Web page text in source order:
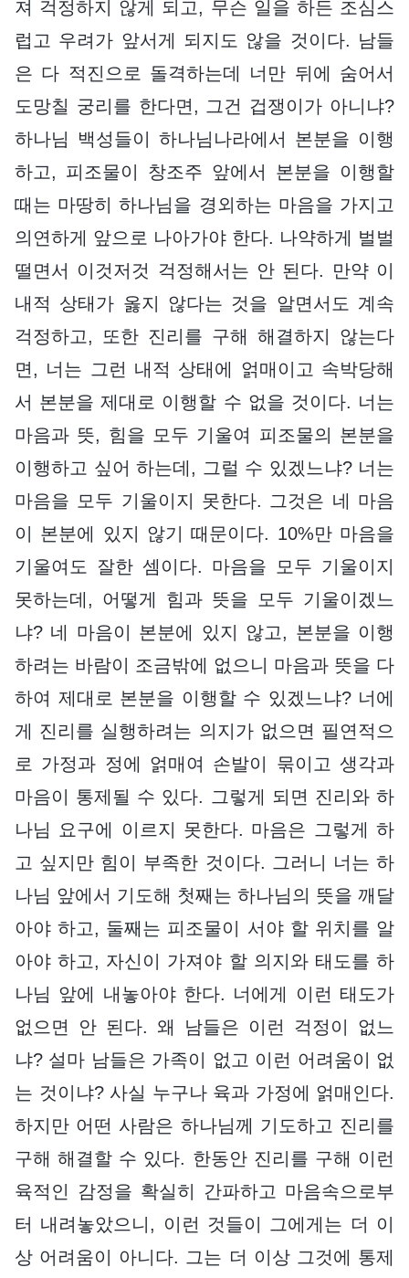
져 걱정하지 않게 되고, 무슨 일을 하든 조심스
럽고 우려가 앞서게 되지도 않을 것이다. 남들
은 다 적진으로 돌격하는데 너만 뒤에 숨어서
도망칠 궁리를 한다면, 그건 겁쟁이가 아니냐?
하나님 백성들이 하나님나라에서 본분을 이행
하고, 피조물이 창조주 앞에서 본분을 이행할
때는 마땅히 하나님을 경외하는 마음을 가지고
의연하게 앞으로 나아가야 한다. 나약하게 벌벌
떨면서 이것저것 걱정해서는 안 된다. 만약 이
내적 상태가 옳지 않다는 것을 알면서도 계속
걱정하고, 또한 진리를 구해 해결하지 않는다
면, 너는 그런 내적 상태에 얽매이고 속박당해
서 본분을 제대로 이행할 수 없을 것이다. 너는
마음과 뜻, 힘을 모두 기울여 피조물의 본분을
이행하고 싶어 하는데, 그럴 수 있겠느냐? 너는
마음을 모두 기울이지 못한다. 그것은 네 마음
이 본분에 있지 않기 때문이다. 10%만 마음을
기울여도 잘한 셈이다. 마음을 모두 기울이지
못하는데, 어떻게 힘과 뜻을 모두 기울이겠느
냐? 네 마음이 본분에 있지 않고, 본분을 이행
하려는 바람이 조금밖에 없으니 마음과 뜻을 다
하여 제대로 본분을 이행할 수 있겠느냐? 너에
게 진리를 실행하려는 의지가 없으면 필연적으
로 가정과 정에 얽매여 손발이 묶이고 생각과
마음이 통제될 수 있다. 그렇게 되면 진리와 하
나님 요구에 이르지 못한다. 마음은 그렇게 하
고 싶지만 힘이 부족한 것이다. 그러니 너는 하
나님 앞에서 기도해 첫째는 하나님의 뜻을 깨달
아야 하고, 둘째는 피조물이 서야 할 위치를 알
아야 하고, 자신이 가져야 할 의지와 태도를 하
나님 앞에 내놓아야 한다. 너에게 이런 태도가
없으면 안 된다. 왜 남들은 이런 걱정이 없느
냐? 설마 남들은 가족이 없고 이런 어려움이 없
는 것이냐? 사실 누구나 육과 가정에 얽매인다.
하지만 어떤 사람은 하나님께 기도하고 진리를
구해 해결할 수 있다. 한동안 진리를 구해 이런
육적인 감정을 확실히 간파하고 마음속으로부
터 내려놓았으니, 이런 것들이 그에게는 더 이
상 어려움이 아니다. 그는 더 이상 그것에 통제